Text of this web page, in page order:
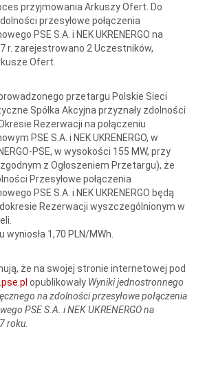
przyjmowania Arkuszy Ofert. Do
przesyłowe połączenia
PSE S.A. i NEK UKRENERGO na
r. zarejestrowano 2 Uczestników,
Ofert.
przetargu Polskie Sieci
Spółka Akcyjna przyznały zdolności
Rezerwacji na połączeniu
PSE S.A. i NEK UKRENERGO, w
PSE, w wysokości 155 MW, przy
z Ogłoszeniem Przetargu), że
Przesyłowe połączenia
PSE S.A. i NEK UKRENERGO będą
Rezerwacji wyszczególnionym w
wyniosła 1,70 PLN/MWh.
że na swojej stronie internetowej pod
opublikowały Wyniki jednostronnego
na zdolności przesyłowe połączenia
PSE S.A. i NEK UKRENERGO na
roku